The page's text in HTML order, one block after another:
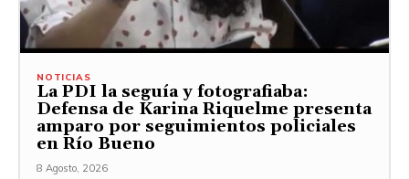
NOTICIAS
La PDI la seguía y fotografiaba:
Defensa de Karina Riquelme presenta
amparo por seguimientos policiales
en Río Bueno
8 Agosto, 2026